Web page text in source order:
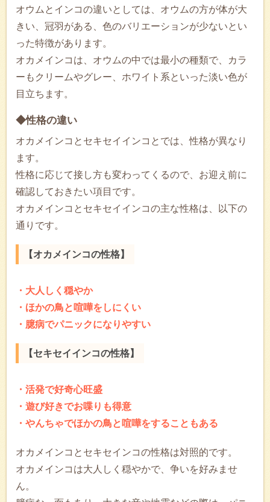
オウムとインコの違いとしては、オウムの方が体が大
きい、冠羽がある、色のバリエーションが少ないとい
った特徴があります。
オカメインコは、オウムの中では最小の種類で、カラ
ーもクリームやグレー、ホワイト系といった淡い色が
目立ちます。
◆性格の違い
オカメインコとセキセイインコとでは、性格が異なり
ます。
性格に応じて接し方も変わってくるので、お迎え前に
確認しておきたい項目です。
オカメインコとセキセイインコの主な性格は、以下の
通りです。
【オカメインコの性格】
・大人しく穏やか
・ほかの鳥と喧嘩をしにくい
・臆病でパニックになりやすい
【セキセイインコの性格】
・活発で好奇心旺盛
・遊び好きでお喋りも得意
・やんちゃでほかの鳥と喧嘩をすることもある
オカメインコとセキセインコの性格は対照的です。
オカメインコは大人しく穏やかで、争いを好みませ
ん。